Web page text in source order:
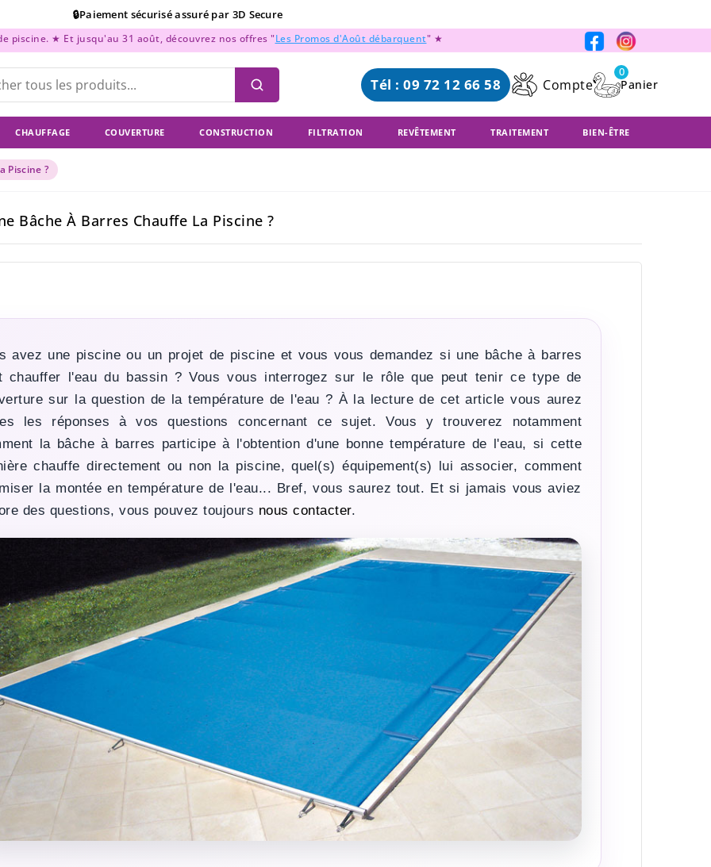
📞Support Téléphonique : Du lundi au vendredi de 9h à 18h
💳Paiement en 2x, 3x, et 4x sans frais !
piscine. ★ Et jusqu'au 31 août, découvrez nos offres "Les Promos d'Août débarquent" ★
Tél : 09 72 12 66 58 Compte
0
CHAUFFAGE COUVERTURE CONSTRUCTION FILTRATION REVÊTEMENT TRAITEMENT BIEN-ÊTRE
Piscine ?
Bâche À Barres Chauffe La Piscine ?
avez une piscine ou un projet de piscine et vous vous demandez si une bâche à barres
chauffer l'eau du bassin ? Vous vous interrogez sur le rôle que peut tenir ce type de
sur la question de la température de l'eau ? À la lecture de cet article vous aurez
les réponses à vos questions concernant ce sujet. Vous y trouverez notamment
la bâche à barres participe à l'obtention d'une bonne température de l'eau, si cette
chauffe directement ou non la piscine, quel(s) équipement(s) lui associer, comment
la montée en température de l'eau... Bref, vous saurez tout. Et si jamais vous aviez
des questions, vous pouvez toujours nous contacter.